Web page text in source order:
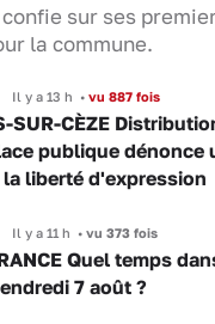
sur ses
la commune.
Il y a 13 h •vu 887 fois
SUR-CÈZE
publique dénonce
liberté d'expression
Il y a 11 h •vu 373 fois
Quel temps
7 août ?